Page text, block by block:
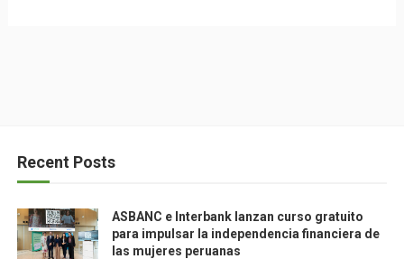
Recent Posts
ASBANC e Interbank lanzan curso gratuito
para impulsar la independencia financiera de
las mujeres peruanas